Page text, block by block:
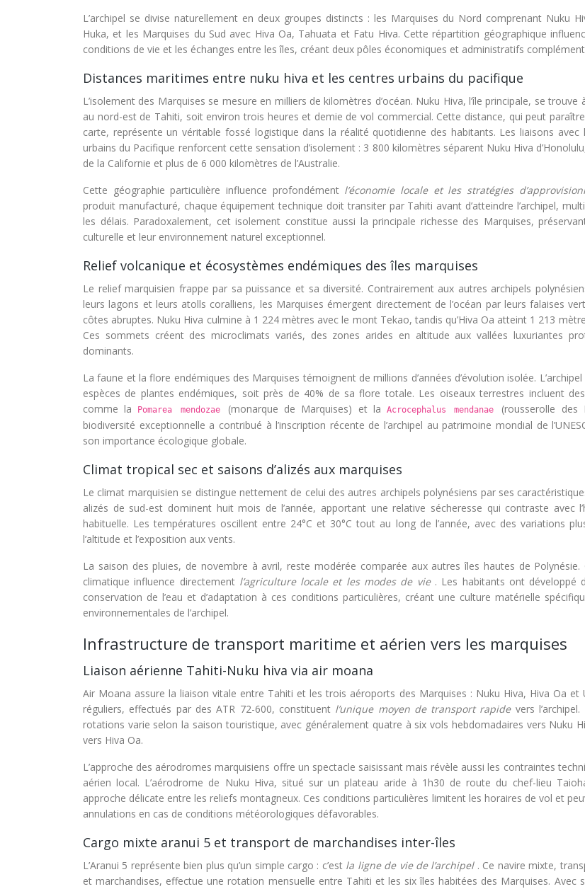
L’archipel se divise naturellement en deux groupes distincts : les Marquises du Nord comprenant Nuku
Huka, et les Marquises du Sud avec Hiva Oa, Tahuata et Fatu Hiva. Cette répartition géographique
conditions de vie et les échanges entre les îles, créant deux pôles économiques et administratifs
Distances maritimes entre nuku hiva et les centres urbains du pacifique
L’isolement des Marquises se mesure en milliers de kilomètres d’océan. Nuku Hiva, l’île principale, se trouve
au nord-est de Tahiti, soit environ trois heures et demie de vol commercial. Cette distance, qui peut
carte, représente un véritable fossé logistique dans la réalité quotidienne des habitants. Les liaisons avec
urbains du Pacifique renforcent cette sensation d’isolement : 3 800 kilomètres séparent Nuku Hiva
de la Californie et plus de 6 000 kilomètres de l’Australie.
Cette géographie particulière influence profondément l’économie locale et les stratégies
produit manufacturé, chaque équipement technique doit transiter par Tahiti avant d’atteindre l’archipel,
les délais. Paradoxalement, cet isolement constitue aussi la principale richesse des Marquises,
culturelle et leur environnement naturel exceptionnel.
Relief volcanique et écosystèmes endémiques des îles marquises
Le relief marquisien frappe par sa puissance et sa diversité. Contrairement aux autres archipels
leurs lagons et leurs atolls coralliens, les Marquises émergent directement de l’océan par leurs falaises
côtes abruptes. Nuku Hiva culmine à 1 224 mètres avec le mont Tekao, tandis qu’Hiva Oa atteint 1 213
Ces sommets créent des microclimats variés, des zones arides en altitude aux vallées luxuriantes
dominants.
La faune et la flore endémiques des Marquises témoignent de millions d’années d’évolution isolée.
espèces de plantes endémiques, soit près de 40% de sa flore totale. Les oiseaux terrestres incluent
comme la
Pomarea mendozae (monarque de Marquises) et la Acrocephalus mendanae (rousserolle des
biodiversité exceptionnelle a contribué à l’inscription récente de l’archipel au patrimoine mondial de
son importance écologique globale.
Climat tropical sec et saisons d’alizés aux marquises
Le climat marquisien se distingue nettement de celui des autres archipels polynésiens par ses
alizés de sud-est dominent huit mois de l’année, apportant une relative sécheresse qui contraste avec
habituelle. Les températures oscillent entre 24°C et 30°C tout au long de l’année, avec des variations
l’altitude et l’exposition aux vents.
La saison des pluies, de novembre à avril, reste modérée comparée aux autres îles hautes de Polynésie.
climatique influence directement l’agriculture locale et les modes de vie . Les habitants ont développé
conservation de l’eau et d’adaptation à ces conditions particulières, créant une culture matérielle
environnementales de l’archipel.
Infrastructure de transport maritime et aérien vers les marquises
Liaison aérienne Tahiti-Nuku hiva via air moana
Air Moana assure la liaison vitale entre Tahiti et les trois aéroports des Marquises : Nuku Hiva, Hiva Oa et
réguliers, effectués par des ATR 72-600, constituent l’unique moyen de transport rapide vers
rotations varie selon la saison touristique, avec généralement quatre à six vols hebdomadaires vers Nuku
vers Hiva Oa.
L’approche des aérodromes marquisiens offre un spectacle saisissant mais révèle aussi les contraintes
aérien local. L’aérodrome de Nuku Hiva, situé sur un plateau aride à 1h30 de route du chef-lieu
approche délicate entre les reliefs montagneux. Ces conditions particulières limitent les horaires de vol et
annulations en cas de conditions météorologiques défavorables.
Cargo mixte aranui 5 et transport de marchandises inter-îles
L’Aranui 5 représente bien plus qu’un simple cargo : c’est la ligne de vie de l’archipel . Ce navire mixte,
et marchandises, effectue une rotation mensuelle entre Tahiti et les six îles habitées des Marquises. Avec